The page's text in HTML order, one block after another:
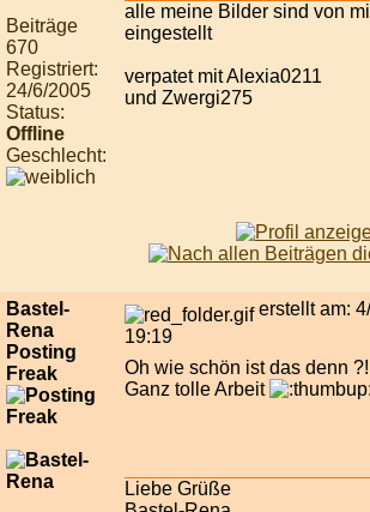
Beiträge
670
Registriert:
24/6/2005
Status:
Offline
Geschlecht:
alle meine Bilder sind von
eingestellt
verpatet mit Alexia0211
und Zwergi275
Bastel-
Rena
Posting
Freak
erstellt am:
19:19
Oh wie schön ist das denn ?!
Ganz tolle Arbeit
Liebe Grüße